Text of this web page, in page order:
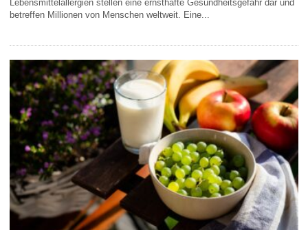
Lebensmittelallergien stellen eine ernsthafte Gesundheitsgefahr dar und
betreffen Millionen von Menschen weltweit. Eine...